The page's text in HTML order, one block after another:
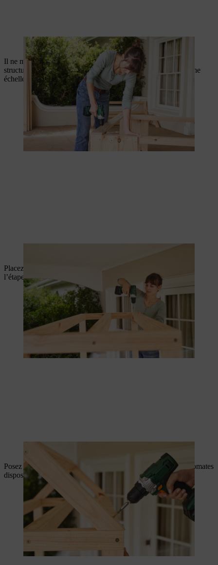
Solidarisation des parties latérales.
Il ne manque plus que le toit de votre abri à tomates. Posez la
structure inférieure du toit (étape 1) sur votre serre à l’aide d’une
échelle et vissez-la.
Placez maintenant également la structure supérieure du toit de
l’étape 2 sur votre serre et vissez-la.
La partie supérieure complète la structure du toit
Posez l’abri à tomates et vissez le fond en bas – votre serre à tomates
dispose désormais d’une fondation stable.